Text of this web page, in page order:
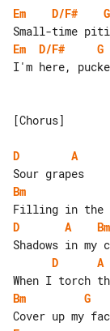
Em
D/F#
G
Em
D/F# G
I'm here,
[Chorus]
D
A
Bm
D
A Bm
D
A
Bm
G